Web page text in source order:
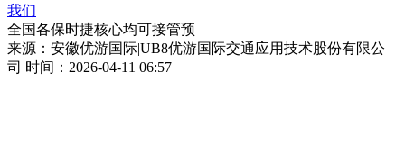
我们
全国各保时捷核心均可接管预
来源：安徽优游国际|UB8优游国际交通应用技术股份有限公
司 时间：2026-04-11 06:57